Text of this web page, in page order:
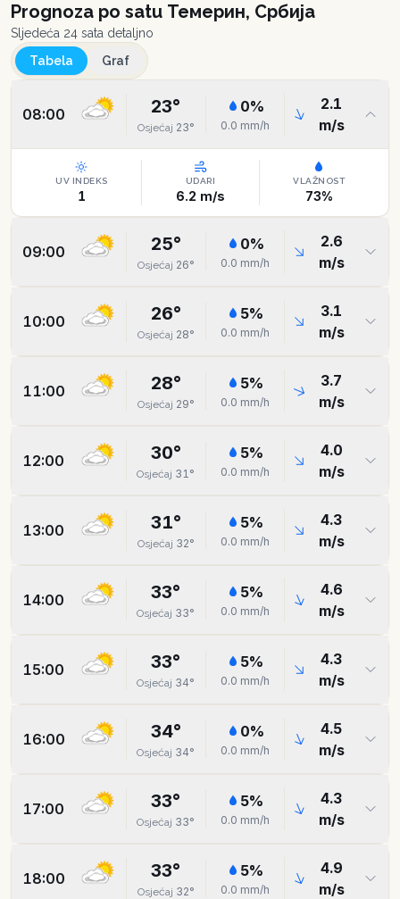
Prognoza po satu Темерин, Србија
Sljedeća 24 sata detaljno
Tabela
Graf
08:00 23°
Osjećaj 23°
0%
0.0 mm/h
2.1
m/s
UV INDEKS
1
UDARI
6.2 m/s
VLAŽNOST
73%
09:00 25°
Osjećaj 26°
0%
0.0 mm/h
2.6
m/s
10:00 26°
Osjećaj 28°
5%
0.0 mm/h
3.1
m/s
11:00 28°
Osjećaj 29°
5%
0.0 mm/h
3.7
m/s
12:00 30°
Osjećaj 31°
5%
0.0 mm/h
4.0
m/s
13:00 31°
Osjećaj 32°
5%
0.0 mm/h
4.3
m/s
14:00 33°
Osjećaj 33°
5%
0.0 mm/h
4.6
m/s
15:00 33°
Osjećaj 34°
5%
0.0 mm/h
4.3
m/s
16:00 34°
Osjećaj 34°
0%
0.0 mm/h
4.5
m/s
17:00 33°
Osjećaj 33°
5%
0.0 mm/h
4.3
m/s
18:00 33°
Osjećaj 32°
5%
0.0 mm/h
4.9
m/s